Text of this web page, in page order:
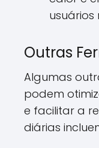
usuários
Outras
Algumas
podem
e facilitar a
diárias